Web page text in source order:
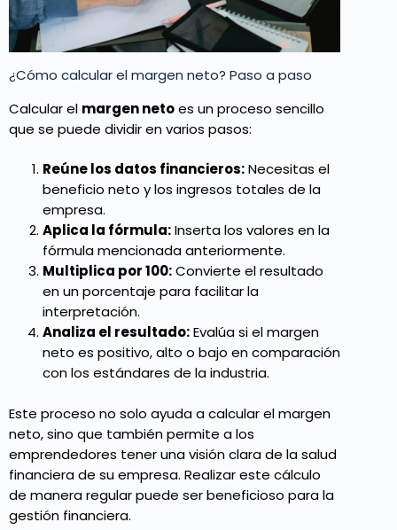
¿Cómo calcular el margen neto? Paso a paso
Calcular el margen netoes un proceso sencillo
que se puede dividir en varios pasos:
Reúne los datos financieros:Necesitas el
beneficio neto y los ingresos totales de la
empresa.
Aplica la fórmula:Inserta los valores en la
fórmula mencionada anteriormente.
Multiplica por 100:Convierte el resultado
en un porcentaje para facilitar la
interpretación.
Analiza el resultado:Evalúa si el margen
neto es positivo, alto o bajo en comparación
con los estándares de la industria.
Este proceso no solo ayuda a calcular el margen
neto, sino que también permite a los
emprendedores tener una visión clara de la salud
financiera de su empresa. Realizar este cálculo
de manera regular puede ser beneficioso para la
gestión financiera.